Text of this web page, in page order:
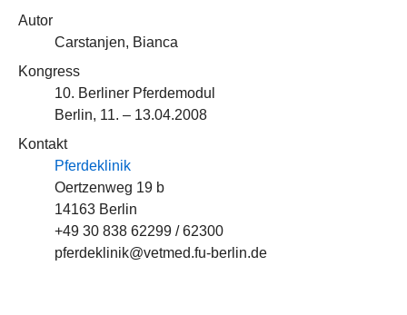
Autor
Carstanjen, Bianca
Kongress
10. Berliner Pferdemodul
Berlin, 11. – 13.04.2008
Kontakt
Pferdeklinik
Oertzenweg 19 b
14163 Berlin
+49 30 838 62299 / 62300
pferdeklinik@vetmed.fu-berlin.de